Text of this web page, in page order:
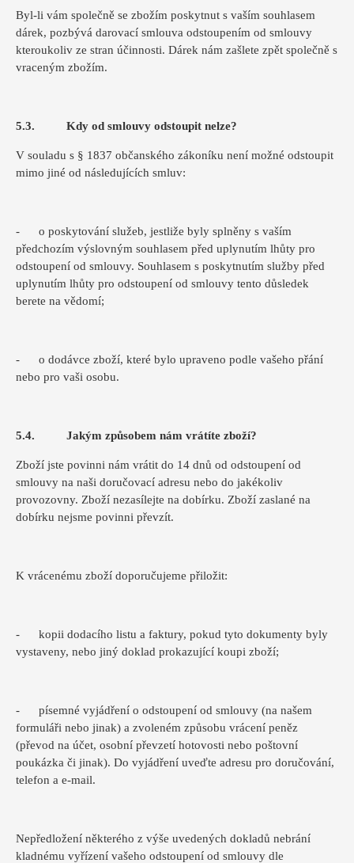
Byl-li vám společně se zbožím poskytnut s vaším souhlasem
dárek, pozbývá darovací smlouva odstoupením od smlouvy
kteroukoliv ze stran účinnosti. Dárek nám zašlete zpět společně s
vraceným zbožím.
5.3. Kdy od smlouvy odstoupit nelze?
V souladu s § 1837 občanského zákoníku není možné odstoupit
mimo jiné od následujících smluv:
- o poskytování služeb, jestliže byly splněny s vaším
předchozím výslovným souhlasem před uplynutím lhůty pro
odstoupení od smlouvy. Souhlasem s poskytnutím služby před
uplynutím lhůty pro odstoupení od smlouvy tento důsledek
berete na vědomí;
- o dodávce zboží, které bylo upraveno podle vašeho přání
nebo pro vaši osobu.
5.4. Jakým způsobem nám vrátíte zboží?
Zboží jste povinni nám vrátit do 14 dnů od odstoupení od
smlouvy na naši doručovací adresu nebo do jakékoliv
provozovny. Zboží nezasílejte na dobírku. Zboží zaslané na
dobírku nejsme povinni převzít.
K vrácenému zboží doporučujeme přiložit:
- kopii dodacího listu a faktury, pokud tyto dokumenty byly
vystaveny, nebo jiný doklad prokazující koupi zboží;
- písemné vyjádření o odstoupení od smlouvy (na našem
formuláři nebo jinak) a zvoleném způsobu vrácení peněz
(převod na účet, osobní převzetí hotovosti nebo poštovní
poukázka či jinak). Do vyjádření uveďte adresu pro doručování,
telefon a e-mail.
Nepředložení některého z výše uvedených dokladů nebrání
kladnému vyřízení vašeho odstoupení od smlouvy dle